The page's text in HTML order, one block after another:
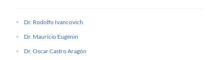
Dr. Rodolfo Ivancovich
Dr. Mauricio Eugenin
Dr. Oscar Castro Aragón